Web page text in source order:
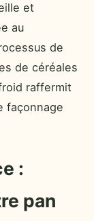
et
au
de
de céréales
raffermit
façonnage
:
pan